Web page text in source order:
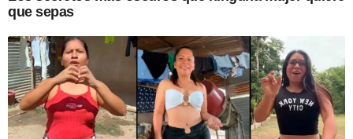
que sepas